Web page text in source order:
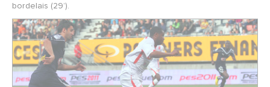
bordelais (29’).